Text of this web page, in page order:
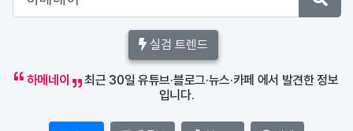
실검 트렌드
하메네이
최근 30일 유튜브·블로그·뉴스·카페 에서 발견한 정보
입니다.